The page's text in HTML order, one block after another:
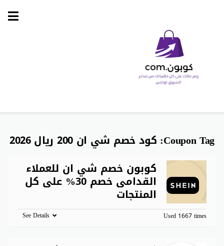
Skip
Coupon Tag: كود خصم شي ان 200 ريال 2026
كوبون خصم شي ان للعملاء
القدامى خصم 30% على كل
المنتجات
Used 1667 times
See Details